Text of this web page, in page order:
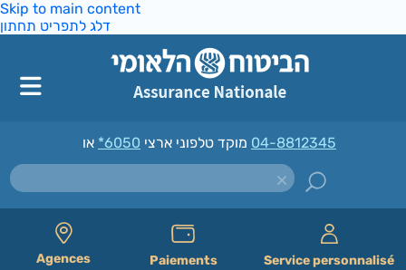
Skip to main content
דלג לתפריט תחתון
מוקד טלפוני ארצי *6050 04-8812345
Agences Paiements Service personnalisé